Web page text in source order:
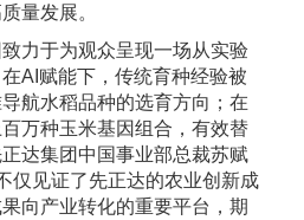
量发展。
于为观众呈现一场从实验
AI赋能下，传统育种经验被
航水稻品种的选育方向；在
万种玉米基因组合，有效替
达集团中国事业部总裁苏赋
仅见证了先正达的农业创新成
向产业转化的重要平台，期